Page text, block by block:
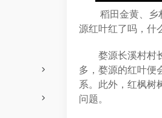
稻田金黄、乡村
源红叶红了吗，什
婺源长溪村村长
多，婺源的红叶便
系。此外，红枫树
问题。